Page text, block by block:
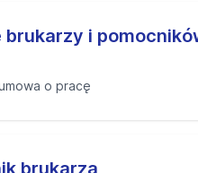
brukarzy i
o pracę
brukarza